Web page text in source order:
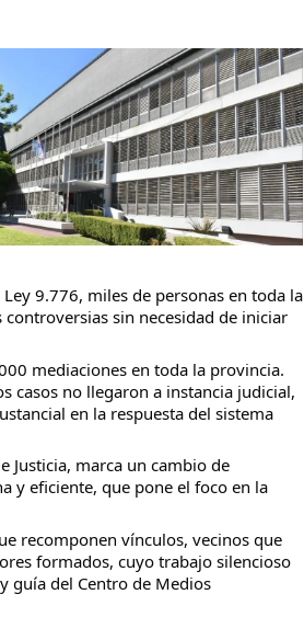
9.776, miles de personas en toda la
sin necesidad de iniciar
mediaciones en toda la provincia.
casos no llegaron a instancia judicial,
en la respuesta del sistema
Justicia, marca un cambio de
y eficiente, que pone el foco en la
recomponen vínculos, vecinos que
formados, cuyo trabajo silencioso
guía del Centro de Medios